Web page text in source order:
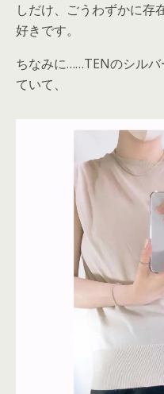
しだけ、ごうわずかに存
好きです。
ちなみに……TENのシル
ていて、